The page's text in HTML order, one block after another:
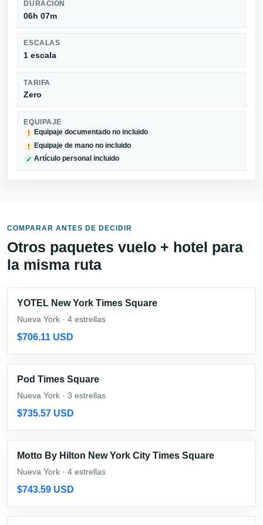
DURACIÓN
06h 07m
ESCALAS
1 escala
TARIFA
Zero
EQUIPAJE
!
Equipaje documentado no incluido
! Equipaje de mano no incluido
✓ Artículo personal incluido
COMPARAR ANTES DE DECIDIR
Otros paquetes vuelo + hotel para
la misma ruta
YOTEL New York Times Square
Nueva York · 4 estrellas
$706.11 USD
Pod Times Square
Nueva York · 3 estrellas
$735.57 USD
Motto By Hilton New York City Times Square
Nueva York · 4 estrellas
$743.59 USD